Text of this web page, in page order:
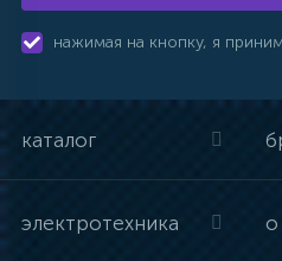
нажимая на кнопку, я
каталог
электротехника о